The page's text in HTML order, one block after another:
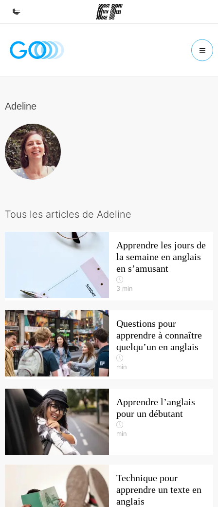
Accueil
Trouver un bureau
A propos de nous
Qui sommes-nous ?
Adeline
Tous les articles de Adeline
Apprendre les jours de
la semaine en anglais
en s’amusant
3 min
Questions pour
apprendre à connaître
quelqu’un en anglais
min
Apprendre l’anglais
pour un débutant
min
Technique pour
apprendre un texte en
anglais